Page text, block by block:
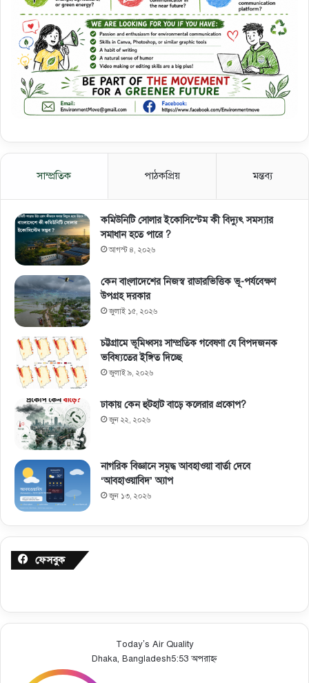
সাম্প্রতিক পাঠকপ্রিয় মন্তব্য
কমিউনিটি সোলার ইকোসিস্টেম কী বিদ্যুৎ সমস্যার
সমাধান হতে পারে ?
আগস্ট ৪, ২০২৬
কেন বাংলাদেশের নিজস্ব রাডারভিত্তিক ভূ-পর্যবেক্ষণ
উপগ্রহ দরকার
জুলাই ১৫, ২০২৬
চট্টগ্রামে ভূমিধ্বসঃ সাম্প্রতিক গবেষণা যে বিপদজনক
ভবিষ্যতের ইঙ্গিত দিচ্ছে
জুলাই ৯, ২০২৬
ঢাকায় কেন হুটহাট বাড়ে কলেরার প্রকোপ?
জুন ২২, ২০২৬
নাগরিক বিজ্ঞানে সমৃদ্ধ আবহাওয়া বার্তা দেবে
‘আবহাওয়াবিদ’ অ্যাপ
জুন ১৩, ২০২৬
ফেসবুক
Today’s Air Quality
Dhaka, Bangladesh5:53 অপরাহ্ন